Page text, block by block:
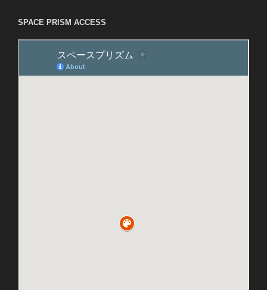
SPACE PRISM ACCESS